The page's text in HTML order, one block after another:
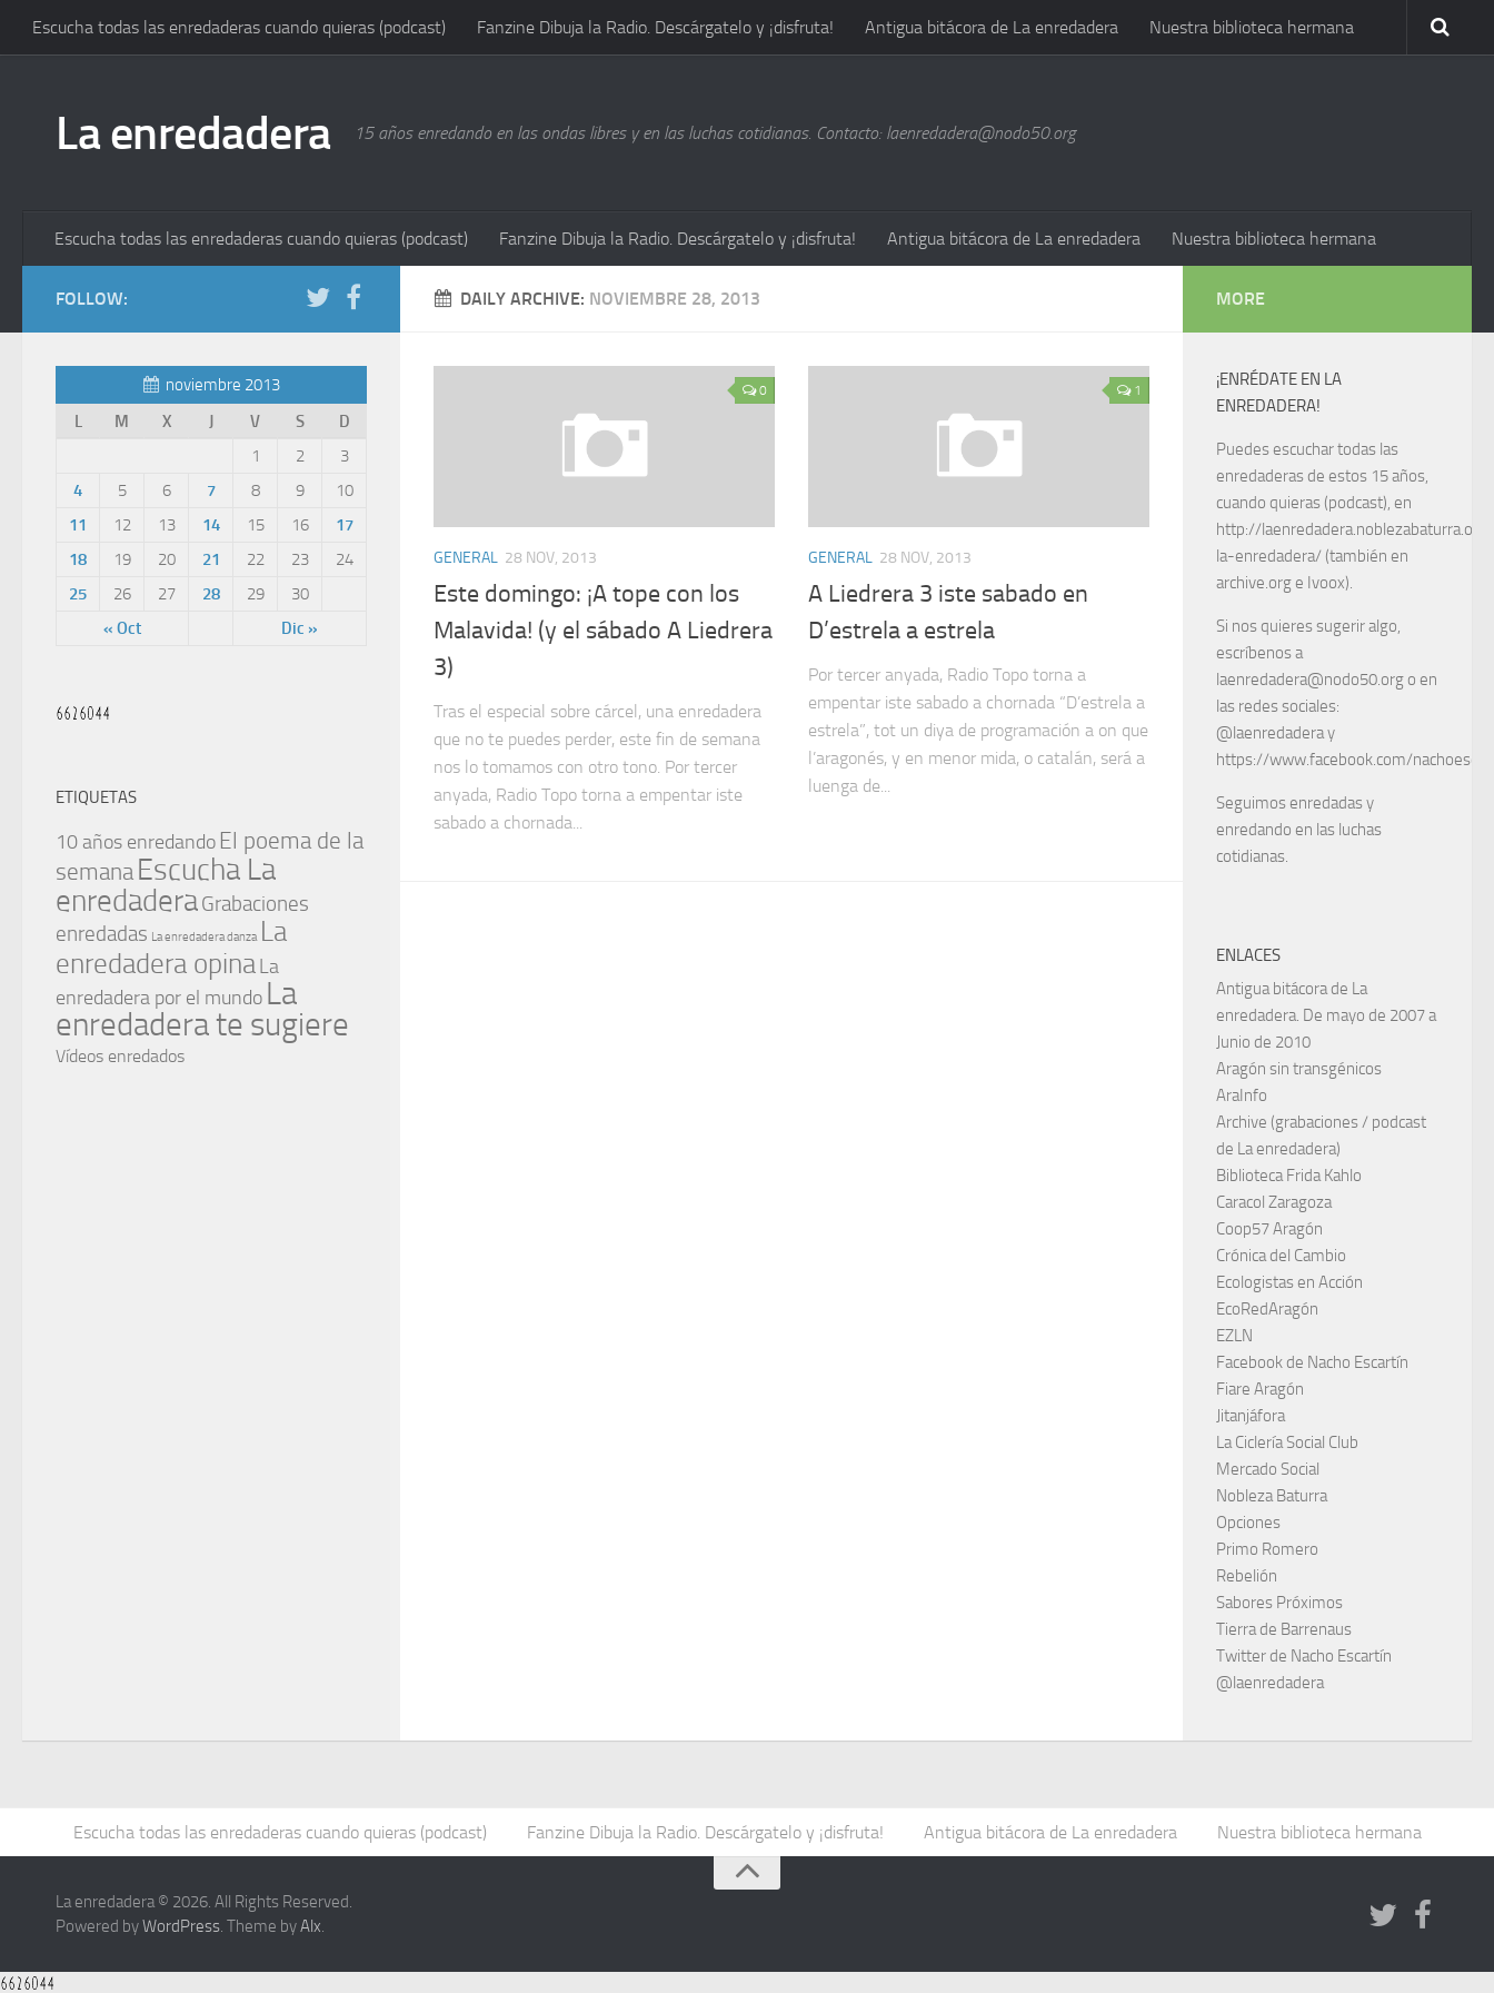
Escucha todas las enredaderas cuando quieras (podcast) Fanzine Dibuja la Radio. Descárgatelo y ¡disfruta! Antigua bitácora de La enredadera Nuestra biblioteca hermana
La enredadera 15 años enredando en las ondas libres y en las luchas cotidianas. Contacto: laenredadera@nodo50.org
Escucha todas las enredaderas cuando quieras (podcast) Fanzine Dibuja la Radio. Descárgatelo y ¡disfruta! Antigua bitácora de La enredadera Nuestra biblioteca hermana
DAILY ARCHIVE: NOVIEMBRE 28, 2013
0
GENERAL 28 NOV, 2013
Este domingo: ¡A tope con los
Malavida! (y el sábado A Liedrera
3)
Tras el especial sobre cárcel, una enredadera
que no te puedes perder, este fin de semana
nos lo tomamos con otro tono. Por tercer
anyada, Radio Topo torna a empentar iste
sabado a chornada...
1
GENERAL 28 NOV, 2013
A Liedrera 3 iste sabado en
D’estrela a estrela
Por tercer anyada, Radio Topo torna a
empentar iste sabado a chornada “D’estrela a
estrela”, tot un diya de programación a on que
l’aragonés, y en menor mida, o catalán, será a
luenga de...
FOLLOW:
noviembre 2013
L
M X J V S D
« Oct Dic »
1 2
3
4
5 6 7 8 9
10
11
12 13 14 15 16
17
18
19 20 21 22 23
24
25
26 27 28 29 30
ETIQUETAS
10 años enredando El poema de la
semana Escucha La
enredaderaGrabaciones
enredadas La enredadera danza La
enredadera opina La
enredadera por el mundo La
enredadera te sugiere
Vídeos enredados
MORE
¡ENRÉDATE EN LA
ENREDADERA!
Puedes escuchar todas las
enredaderas de estos 15 años,
cuando quieras (podcast), en
http://
la-enredadera/ (también en
archive.org e Ivoox).
Si nos quieres sugerir algo,
escríbenos a
laenredadera@nodo50.org o en
las redes sociales:
@laenredadera y
https://www.facebook.com/
Seguimos enredadas y
enredando en las luchas
cotidianas.
ENLACES
Antigua bitácora de La
enredadera. De mayo de 2007 a
Junio de 2010
Aragón sin transgénicos
AraInfo
Archive (grabaciones / podcast
de La enredadera)
Biblioteca Frida Kahlo
Caracol Zaragoza
Coop57 Aragón
Crónica del Cambio
Ecologistas en Acción
EcoRedAragón
EZLN
Facebook de Nacho Escartín
Fiare Aragón
Jitanjáfora
La Ciclería Social Club
Mercado Social
Nobleza Baturra
Opciones
Primo Romero
Rebelión
Sabores Próximos
Tierra de Barrenaus
Twitter de Nacho Escartín
@laenredadera
Escucha todas las enredaderas cuando quieras (podcast) Fanzine Dibuja la Radio. Descárgatelo y ¡disfruta! Antigua bitácora de La enredadera Nuestra biblioteca hermana
La enredadera © 2026. All Rights Reserved.
Powered byWordPress. Theme byAlx.